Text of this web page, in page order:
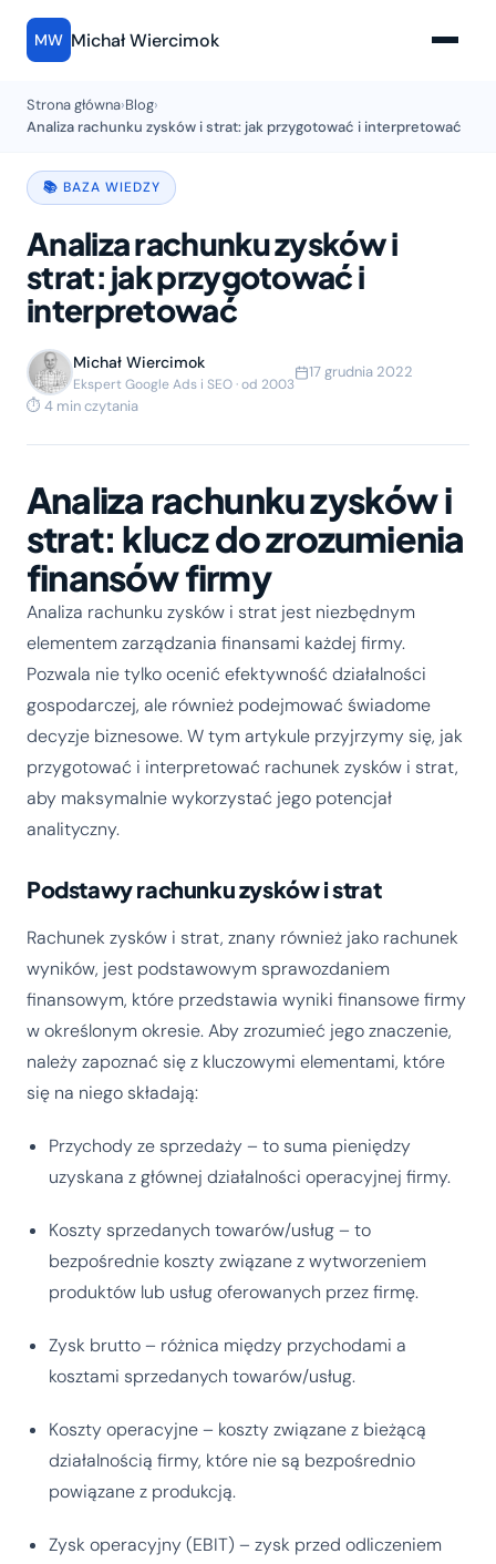
MW Michał Wiercimok
Strona główna›Blog›
Analiza rachunku zysków i strat: jak przygotować i interpretować
📚 BAZA WIEDZY
Analiza rachunku zysków i
strat: jak przygotować i
interpretować
Michał Wiercimok
Ekspert Google Ads i SEO · od 2003
17 grudnia 2022
⏱ 4 min czytania
Analiza rachunku zysków i
strat: klucz do zrozumienia
finansów firmy
Analiza rachunku zysków i strat jest niezbędnym
elementem zarządzania finansami każdej firmy.
Pozwala nie tylko ocenić efektywność działalności
gospodarczej, ale również podejmować świadome
decyzje biznesowe. W tym artykule przyjrzymy się, jak
przygotować i interpretować rachunek zysków i strat,
aby maksymalnie wykorzystać jego potencjał
analityczny.
Podstawy rachunku zysków i strat
Rachunek zysków i strat, znany również jako rachunek
wyników, jest podstawowym sprawozdaniem
finansowym, które przedstawia wyniki finansowe firmy
w określonym okresie. Aby zrozumieć jego znaczenie,
należy zapoznać się z kluczowymi elementami, które
się na niego składają:
Przychody ze sprzedaży – to suma pieniędzy
uzyskana z głównej działalności operacyjnej firmy.
Koszty sprzedanych towarów/usług – to
bezpośrednie koszty związane z wytworzeniem
produktów lub usług oferowanych przez firmę.
Zysk brutto – różnica między przychodami a
kosztami sprzedanych towarów/usług.
Koszty operacyjne – koszty związane z bieżącą
działalnością firmy, które nie są bezpośrednio
powiązane z produkcją.
Zysk operacyjny (EBIT) – zysk przed odliczeniem